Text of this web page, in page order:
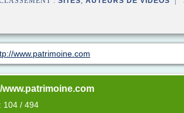
www.patrimoine.com
104 / 494